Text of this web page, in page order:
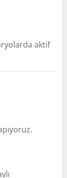
aktif